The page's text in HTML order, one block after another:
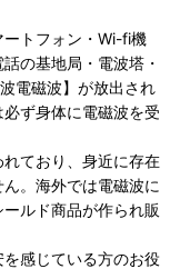
ートフォン・Wi-fi機
の基地局・電波塔・
電磁波】が放出され
ず身体に電磁波を受
れており、身近に存在
。海外では電磁波に
ルド商品が作られ販
を感じている方のお役